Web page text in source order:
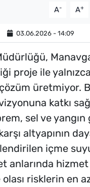
A- A+
03.06.2026 - 14:09
proje ile
üretmiyor.
katkı
sel ve yangın
altyapının
içme
anlarında
olası risklerin en